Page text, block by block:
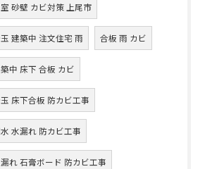
砂壁 カビ対策 上尾市
建築中 注文住宅 雨 合板 雨 カビ
中 床下 合板 カビ
床下合板 防カビ工事
水漏れ 防カビ工事
れ 石膏ボード 防カビ工事